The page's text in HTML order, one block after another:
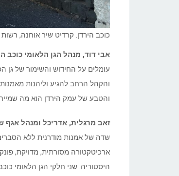
כוכב הירדן. קרדיט שיר אוחנה,
אבי דוד, מנהל הגן הלאומי כוכב
עומלים על החידוש והשימור של גן
והקהל הרחב להגיע וליהנות
והטבע של עמק הירדן הוא מה
זאב מרגלית, אדריכל ומנהל אגף
שדה של אמנות מודרנית ללא
ארכיטקטורה מסורתית, מדויקת,
היסטוריה. שני חלקי הגן הלאומי